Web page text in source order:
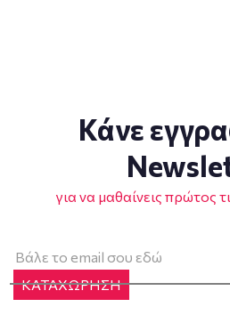
Κάνε
για να μαθαίνεις πρώτος
ΚΑΤΑΧΩΡΗΣΗ